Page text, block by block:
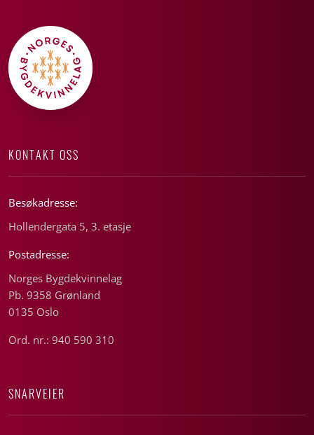
KONTAKT OSS
Besøkadresse:
Hollendergata 5, 3. etasje
Postadresse:
Norges Bygdekvinnelag
Pb. 9358 Grønland
0135 Oslo
Ord. nr.: 940 590 310
SNARVEIER